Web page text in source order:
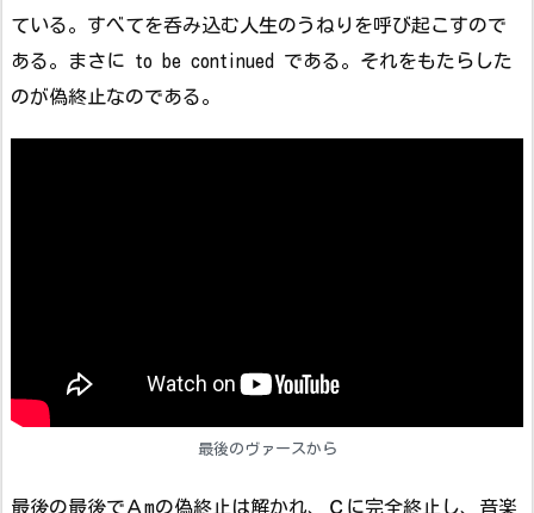
ている。すべてを呑み込む人生のうねりを呼び起こすので
ある。まさに to be continued である。それをもたらした
のが偽終止なのである。
最後のヴァースから
最後の最後でＡmの偽終止は解かれ、Ｃに完全終止し、音楽